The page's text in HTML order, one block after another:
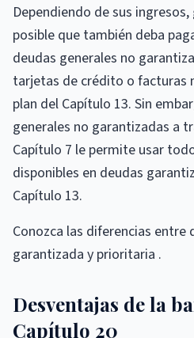
Dependiendo de sus
posible que también deba
deudas generales no
tarjetas de crédito o facturas
plan del Capítulo 13. Sin
generales no garantizadas a
Capítulo 7 le permite usar
disponibles en deudas
Capítulo 13.
Conozca las diferencias entre
garantizada y prioritaria .
Desventajas de la
Capítulo 20